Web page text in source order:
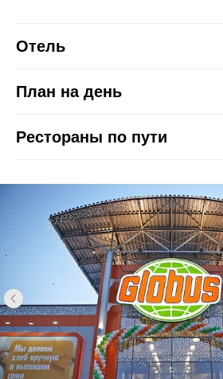
Отель
План на день
Рестораны по пути